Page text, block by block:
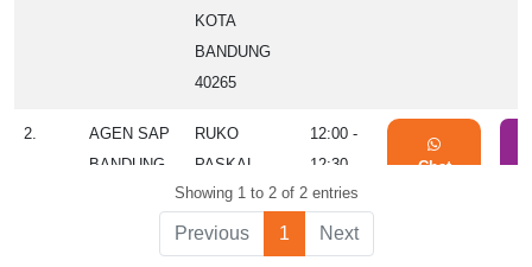
KOTA
BANDUNG
40265
2.
AGEN SAP
BANDUNG
RUKO
PASKAL
HYPER
SQUARE
BLOK D NO.
12:00 -
12:30
Chat
Showing 1 to 2 of 2 entries
Previous 1 Next